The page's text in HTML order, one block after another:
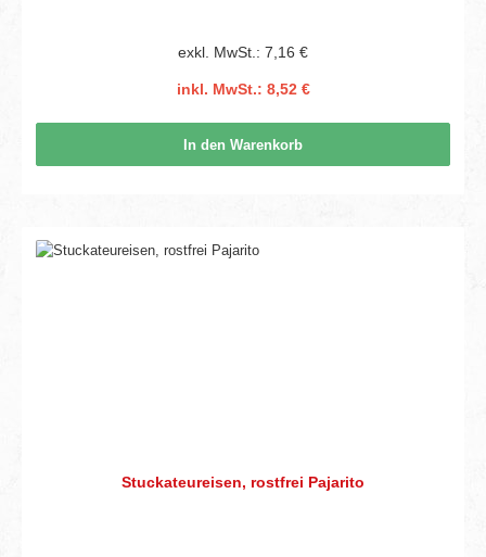
exkl. MwSt.: 7,16 €
inkl. MwSt.: 8,52 €
In den Warenkorb
Stuckateureisen, rostfrei Pajarito